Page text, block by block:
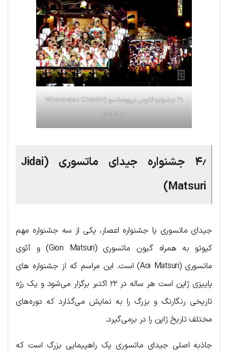
۳٫ جشنواره فانوس نیهونماتسو (Nihonmatsu Chochin
Matsuri)
۴٫ جشنواره جیدای ماتسوری (Jidai
Matsuri)
جیدای ماتسوری یا جشنواره اعصار، یکی از سه جشنواره مهم
کیوتو به همراه گیون ماتسوری (Gion Matsuri) و آئوی
ماتسوری (Aoi Matsuri) است. این مراسم که از جشنواره های
پاییزی ژاپن است هر ساله در ۲۲ اکتبر برگزار می‌شود و یک رژه
تاریخی رنگارنگ و بزرگ را به نمایش می‌گذارد که دوره‌های
مختلف تاریخ ژاپن را در برمی‌گیرد.
جاذبه اصلی جیدای ماتسوری یک راهپیمایی بزرگ است که